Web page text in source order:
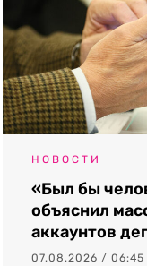
НОВОСТИ
«Был бы
объяснил
аккаунтов
07.08.2026 / 06:45